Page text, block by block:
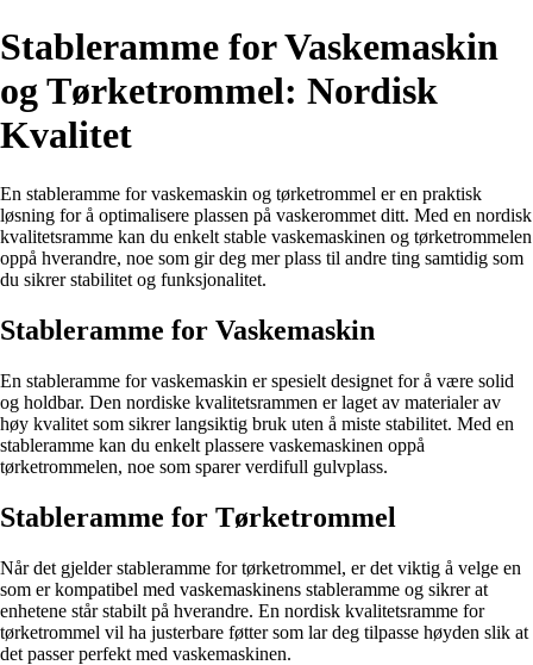
Stableramme for Vaskemaskin
og Tørketrommel: Nordisk
Kvalitet
En stableramme for vaskemaskin og tørketrommel er en praktisk
løsning for å optimalisere plassen på vaskerommet ditt. Med en nordisk
kvalitetsramme kan du enkelt stable vaskemaskinen og tørketrommelen
oppå hverandre, noe som gir deg mer plass til andre ting samtidig som
du sikrer stabilitet og funksjonalitet.
Stableramme for Vaskemaskin
En stableramme for vaskemaskin er spesielt designet for å være solid
og holdbar. Den nordiske kvalitetsrammen er laget av materialer av
høy kvalitet som sikrer langsiktig bruk uten å miste stabilitet. Med en
stableramme kan du enkelt plassere vaskemaskinen oppå
tørketrommelen, noe som sparer verdifull gulvplass.
Stableramme for Tørketrommel
Når det gjelder stableramme for tørketrommel, er det viktig å velge en
som er kompatibel med vaskemaskinens stableramme og sikrer at
enhetene står stabilt på hverandre. En nordisk kvalitetsramme for
tørketrommel vil ha justerbare føtter som lar deg tilpasse høyden slik at
det passer perfekt med vaskemaskinen.